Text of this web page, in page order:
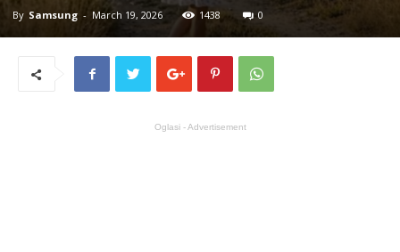
By Samsung - March 19, 2026 1438 0
Oglasi - Advertisement